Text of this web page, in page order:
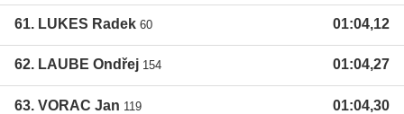
61. LUKES Radek 60 01:04,12
62. LAUBE Ondřej 154 01:04,27
63. VORAC Jan 119 01:04,30